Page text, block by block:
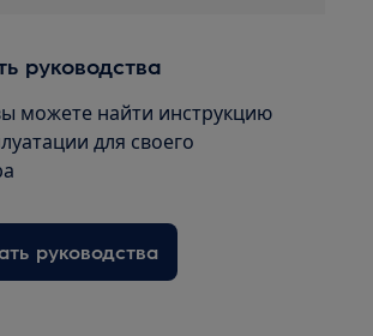
руководства
можете найти инструкцию
для своего
руководства